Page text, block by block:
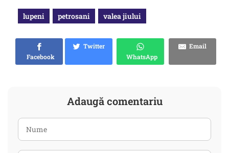
lupeni petrosani valea jiului
Facebook
Twitter
WhatsApp
Email
Adaugă comentariu